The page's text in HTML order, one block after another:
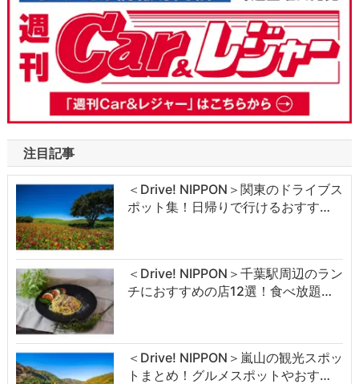
注目記事
＜Drive! NIPPON＞関東のドライブス
ポット集！日帰りで行けるおすす…
＜Drive! NIPPON＞千葉駅周辺のラン
チにおすすめの店12選！食べ放題…
＜Drive! NIPPON＞嵐山の観光スポッ
トまとめ！グルメスポットやおす…